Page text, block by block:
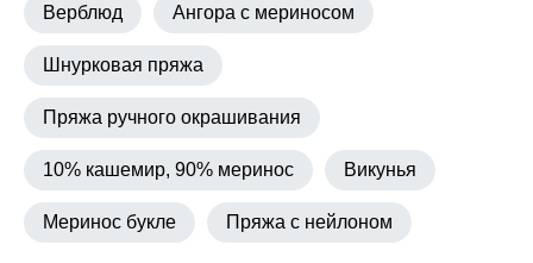
Верблюд Ангора с мериносом
Шнурковая пряжа
Пряжа ручного окрашивания
10% кашемир, 90% меринос Викунья
Меринос букле Пряжа с нейлоном